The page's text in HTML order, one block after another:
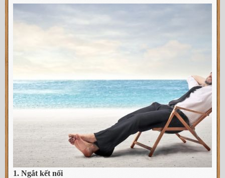
1. Ngắt kết nối